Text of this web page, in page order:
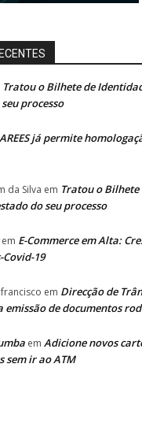
Tratou o Bilhete de
processo
já permite
da Silva em Tratou o
do seu processo
em E-Commerce em Alta:
Covid-19
em Direcção de
de documentos
em Adicione novos
sem ir ao ATM